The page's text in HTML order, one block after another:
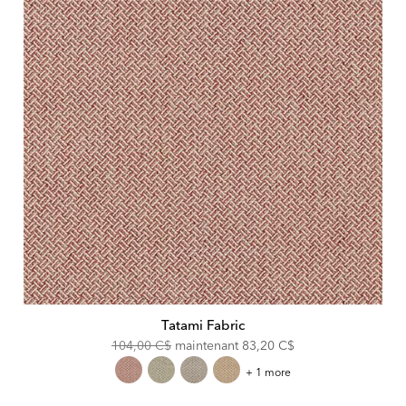
Tatami Fabric
Original
Price:
104,00 C$ maintenant Discounted
Price:
83,20 C$
Tatami
+ 1 more